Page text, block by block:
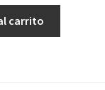
carrito